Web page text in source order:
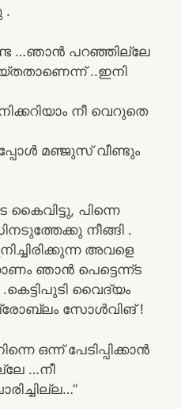
.
…ഞാൻ പറഞ്ഞില്ലേ
..ഇനി
നീ വെറുതെ
മഞ്ജുസ് വീണ്ടും
പിന്നെ
നീങ്ങി .
അവളെ
ഞാൻ പെട്ടെന്ന്ട
.കെട്ടിപുടി വൈദ്യം
സോൾവിങ് !
ഒന്ന് പേടിപ്പിക്കാൻ
…നീ